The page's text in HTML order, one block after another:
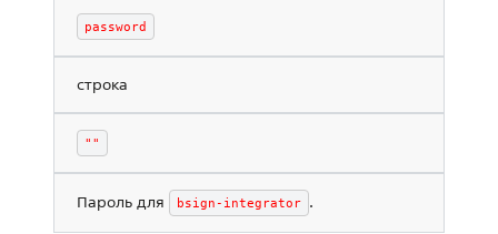
password
строка
""
Пароль для bsign-integrator .